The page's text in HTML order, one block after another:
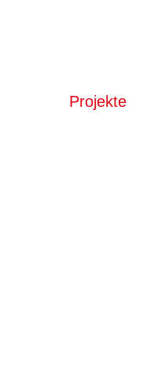
Projekte